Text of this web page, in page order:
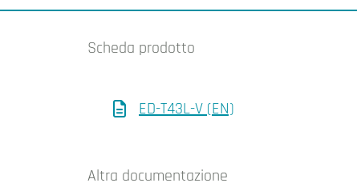
Scheda prodotto
ED-T43L-V (EN)
Altra documentazione